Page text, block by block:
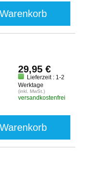
29,95 €
Lieferzeit : 1-2
Werktage
(inkl. MwSt.)
versandkostenfrei